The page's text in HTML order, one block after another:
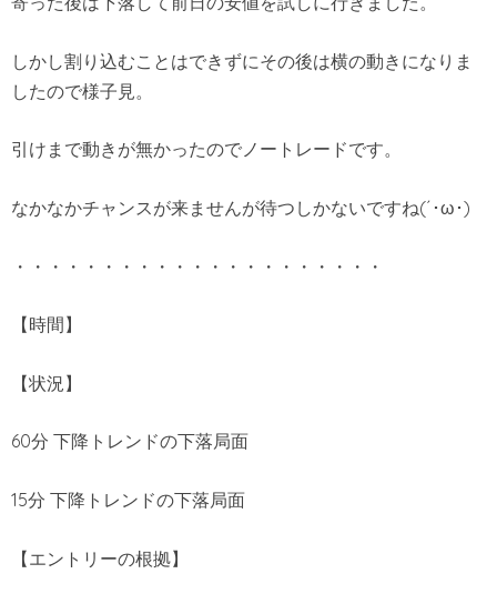
しかし割り込むことはできずにその後は横の動きになりま
したので様子見。
引けまで動きが無かったのでノートレードです。
なかなかチャンスが来ませんが待つしかないですね(´･ω･)
・・・・・・・・・・・・・・・・・・・・・
【時間】
【状況】
60分 下降トレンドの下落局面
15分 下降トレンドの下落局面
【エントリーの根拠】